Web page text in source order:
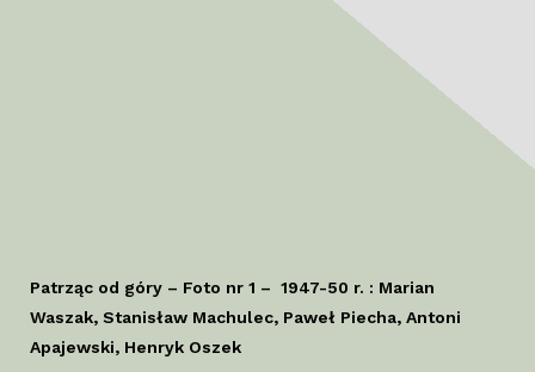
Patrząc od góry – Foto nr 1 – 1947-50 r. : Marian
Waszak, Stanisław Machulec, Paweł Piecha, Antoni
Apajewski, Henryk Oszek